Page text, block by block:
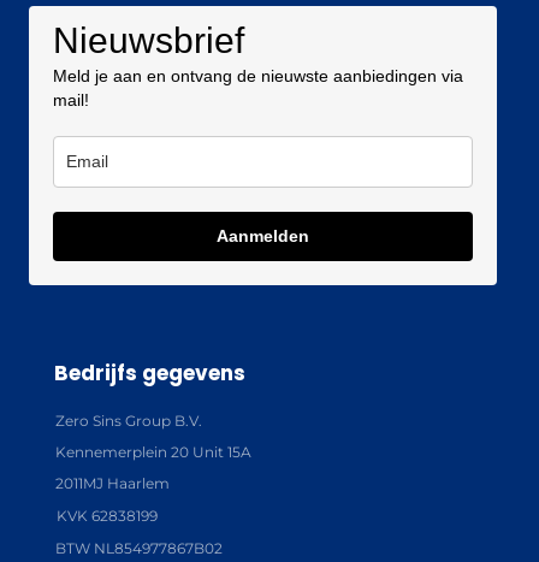
Nieuwsbrief
Meld je aan en ontvang de nieuwste aanbiedingen via
mail!
Aanmelden
Bedrijfs gegevens
Zero Sins Group B.V.
Kennemerplein 20 Unit 15A
2011MJ Haarlem
KVK 62838199
BTW NL854977867B02